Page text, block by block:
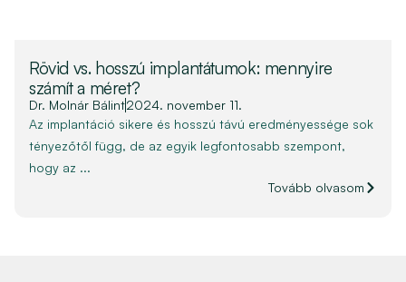
Rövid vs. hosszú implantátumok: mennyire
számít a méret?
Dr. Molnár Bálint2024. november 11.
Az implantáció sikere és hosszú távú eredményessége sok
tényezőtől függ, de az egyik legfontosabb szempont,
hogy az ...
Tovább olvasom